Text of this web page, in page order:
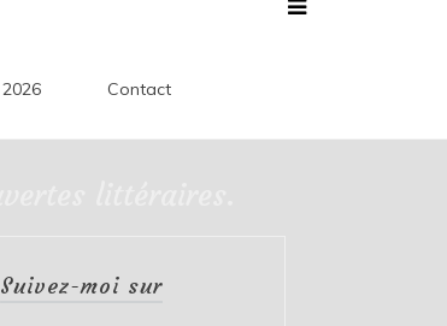
2026 Contact
Suivez-moi sur